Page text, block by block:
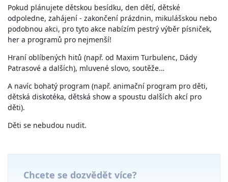
Pokud plánujete dětskou besídku, den dětí, dětské
odpoledne, zahájení - zakončení prázdnin, mikulášskou nebo
podobnou akci, pro tyto akce nabízím pestrý výběr písniček,
her a programů pro nejmenší!
Hraní oblíbených hitů (např. od Maxim Turbulenc, Dády
Patrasové a dalších), mluvené slovo, soutěže…
A navíc bohatý program (např. animační program pro děti,
dětská diskotéka, dětská show a spoustu dalších akcí pro
děti).
Děti se nebudou nudit.
Chcete se dozvědět více?